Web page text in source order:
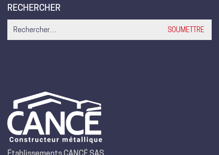
RECHERCHER
for: